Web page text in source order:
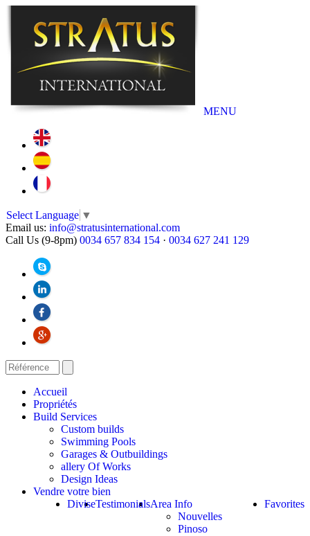
MENU
Select Language ▼
Email us: info@stratusinternational.com
Call Us (9-8pm) 0034 657 834 154 · 0034 627 241 129
Accueil
Propriétés
Build Services
Custom builds
Swimming Pools
Garages & Outbuildings
allery Of Works
Design Ideas
Vendre votre bien
Favorites
Area Info
Nouvelles
Pinoso
Testimonials
Divise